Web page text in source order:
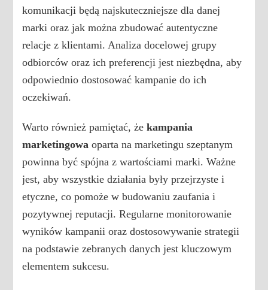
komunikacji będą najskuteczniejsze dla danej
marki oraz jak można zbudować autentyczne
relacje z klientami. Analiza docelowej grupy
odbiorców oraz ich preferencji jest niezbędna, aby
odpowiednio dostosować kampanie do ich
oczekiwań.
Warto również pamiętać, żekampania
marketingowa oparta na marketingu szeptanym
powinna być spójna z wartościami marki. Ważne
jest, aby wszystkie działania były przejrzyste i
etyczne, co pomoże w budowaniu zaufania i
pozytywnej reputacji. Regularne monitorowanie
wyników kampanii oraz dostosowywanie strategii
na podstawie zebranych danych jest kluczowym
elementem sukcesu.